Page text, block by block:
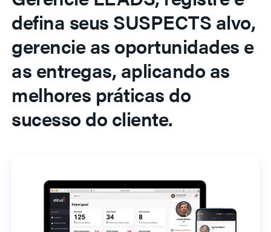
defina seus SUSPECTS alvo,
gerencie as oportunidades e
as entregas, aplicando as
melhores práticas do
sucesso do cliente.